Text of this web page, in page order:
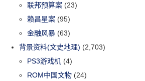
联邦预算案 (23)
赖昌星案 (95)
金融风暴 (63)
背景资料(文史地理) (2,703)
PS3游戏机 (4)
ROM中国文物 (24)